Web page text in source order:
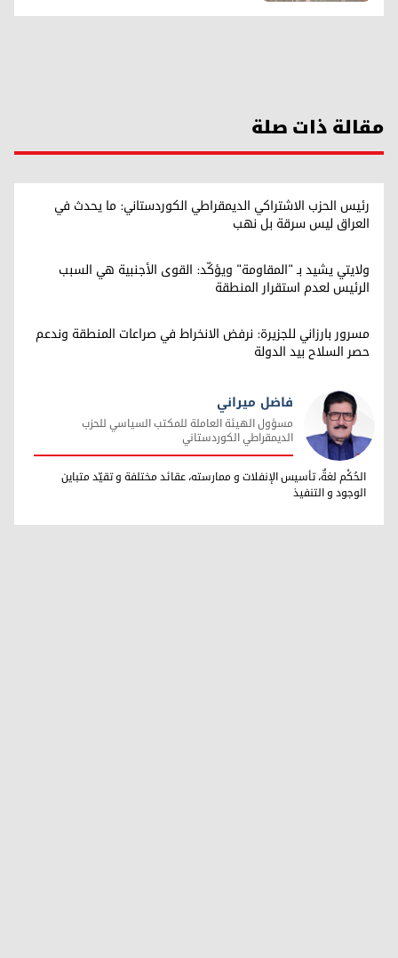
مقالة ذات صلة
رئيس الحزب الاشتراكي الديمقراطي الكوردستاني: ما يحدث في
العراق ليس سرقة بل نهب
ولايتي يشيد بـ "المقاومة" ويؤكّد: القوى الأجنبية هي السبب
الرئيس لعدم استقرار المنطقة
مسرور بارزاني للجزيرة: نرفض الانخراط في صراعات المنطقة وندعم
حصر السلاح بيد الدولة
فاضل ميراني
فاضل ميراني
مسؤول الهيئة العاملة للمكتب السياسي للحزب
الديمقراطي الكوردستاني
الحُكْم لغةٌ، تأسيس الإنفلات و ممارسته، عقائد مختلفة و تقيّد متباين
الوجود و التنفيذ